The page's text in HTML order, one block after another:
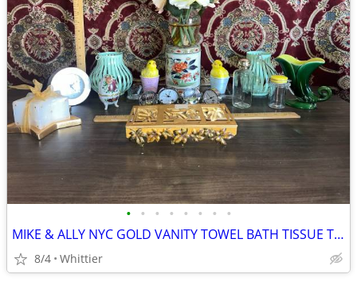
• • • • • • • •
MIKE & ALLY NYC GOLD VANITY TOWEL BATH TISSUE TRAY NAPKIN HOLDER & MORE
8/4 Whittier